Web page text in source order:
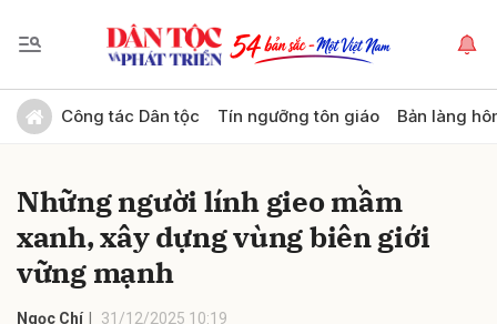
Công tác Dân tộc Tín ngưỡng tôn giáo Bản làng
Những người lính gieo mầm
xanh, xây dựng vùng biên giới
vững mạnh
Ngọc Chí 31/12/2025 10:19
Gửi bình luận